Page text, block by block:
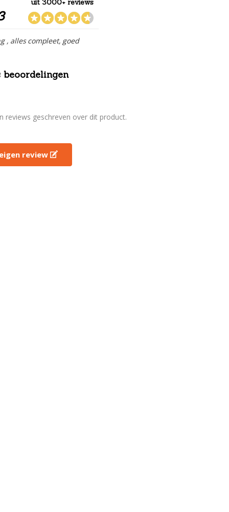
, alles compleet, goed
beoordelingen
reviews geschreven over dit product.
review